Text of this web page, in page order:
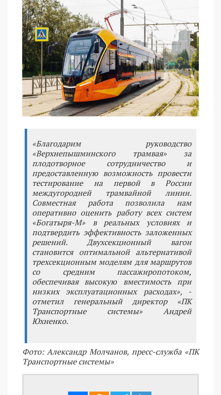
«Благодарим руководство
«Верхнепышминского трамвая» за
плодотворное сотрудничество и
предоставленную возможность провести
тестирование на первой в России
междугородней трамвайной линии.
Совместная работа позволила нам
оперативно оценить работу всех систем
«Богатыря-М» в реальных условиях и
подтвердить эффективность заложенных
решений. Двухсекционный вагон
становится оптимальной альтернативой
трехсекционным моделям для маршрутов
со средним пассажиропотоком,
обеспечивая высокую вместимость при
низких эксплуатационных расходах», -
отметил генеральный директор «ПК
Транспортные системы» Андрей
Юхненко.
Фото: Александр Молчанов, пресс-служба «ПК
Транспортные системы»